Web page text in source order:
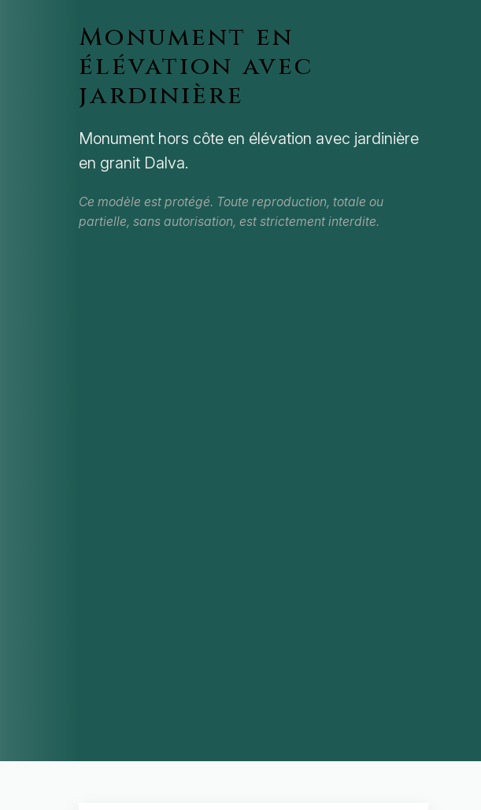
Monument en
élévation avec
jardinière
Monument hors côte en élévation avec jardinière
en granit Dalva.
Ce modèle est protégé. Toute reproduction, totale ou
partielle, sans autorisation, est strictement interdite.